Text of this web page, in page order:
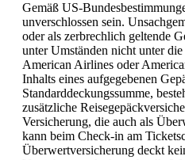
Gemäß US-
unverschlossen sein.
oder als zerbrechlich geltende
unter Umständen nicht unter
American Airlines oder
Inhalts eines aufgegebenen
Standarddeckungssumme,
zusätzliche
Versicherung, die auch als
kann beim Check-in am
Überwertversicherung deckt